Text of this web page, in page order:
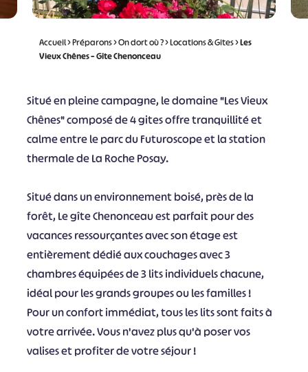
Accueil>Préparons>On dort où ?>Locations & Gites>Les
Vieux Chênes – Gîte Chenonceau
Situé en pleine campagne, le domaine "Les Vieux
Chênes" composé de 4 gites offre tranquillité et
calme entre le parc du Futuroscope et la station
thermale de La Roche Posay.
Situé dans un environnement boisé, près de la
forêt, Le gîte Chenonceau est parfait pour des
vacances ressourçantes avec son étage est
entièrement dédié aux couchages avec 3
chambres équipées de 3 lits individuels chacune,
idéal pour les grands groupes ou les familles !
Pour un confort immédiat, tous les lits sont faits à
votre arrivée. Vous n'avez plus qu'à poser vos
valises et profiter de votre séjour !